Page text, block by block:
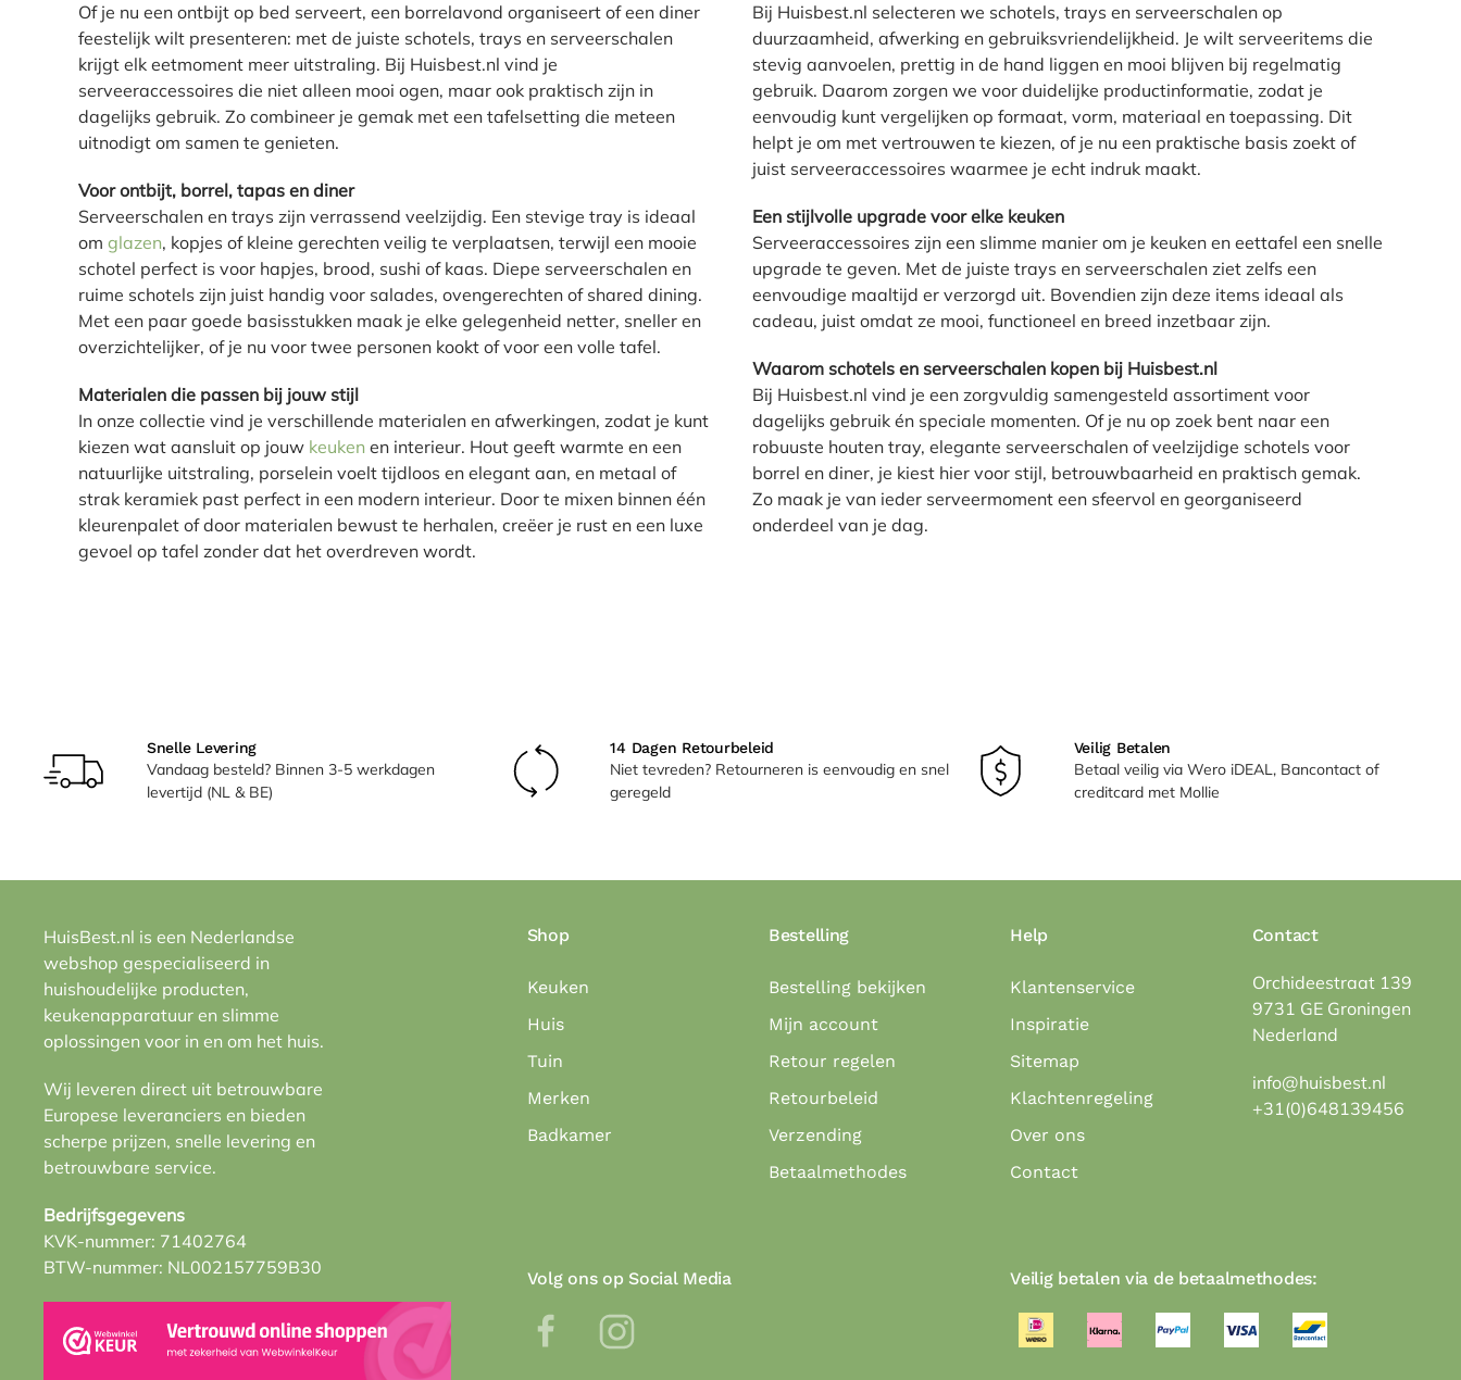
Of je nu een ontbijt op bed serveert, een borrelavond organiseert of een diner
feestelijk wilt presenteren: met de juiste schotels, trays en serveerschalen
krijgt elk eetmoment meer uitstraling. Bij Huisbest.nl vind je
serveeraccessoires die niet alleen mooi ogen, maar ook praktisch zijn in
dagelijks gebruik. Zo combineer je gemak met een tafelsetting die meteen
uitnodigt om samen te genieten.
Voor ontbijt, borrel, tapas en diner
Serveerschalen en trays zijn verrassend veelzijdig. Een stevige tray is ideaal
om glazen, kopjes of kleine gerechten veilig te verplaatsen, terwijl een mooie
schotel perfect is voor hapjes, brood, sushi of kaas. Diepe serveerschalen en
ruime schotels zijn juist handig voor salades, ovengerechten of shared dining.
Met een paar goede basisstukken maak je elke gelegenheid netter, sneller en
overzichtelijker, of je nu voor twee personen kookt of voor een volle tafel.
Materialen die passen bij jouw stijl
In onze collectie vind je verschillende materialen en afwerkingen, zodat je kunt
kiezen wat aansluit op jouw keuken en interieur. Hout geeft warmte en een
natuurlijke uitstraling, porselein voelt tijdloos en elegant aan, en metaal of
strak keramiek past perfect in een modern interieur. Door te mixen binnen één
kleurenpalet of door materialen bewust te herhalen, creëer je rust en een luxe
gevoel op tafel zonder dat het overdreven wordt.
Bij Huisbest.nl selecteren we schotels, trays en serveerschalen op
duurzaamheid, afwerking en gebruiksvriendelijkheid. Je wilt serveeritems die
stevig aanvoelen, prettig in de hand liggen en mooi blijven bij regelmatig
gebruik. Daarom zorgen we voor duidelijke productinformatie, zodat je
eenvoudig kunt vergelijken op formaat, vorm, materiaal en toepassing. Dit
helpt je om met vertrouwen te kiezen, of je nu een praktische basis zoekt of
juist serveeraccessoires waarmee je echt indruk maakt.
Een stijlvolle upgrade voor elke keuken
Serveeraccessoires zijn een slimme manier om je keuken en eettafel een snelle
upgrade te geven. Met de juiste trays en serveerschalen ziet zelfs een
eenvoudige maaltijd er verzorgd uit. Bovendien zijn deze items ideaal als
cadeau, juist omdat ze mooi, functioneel en breed inzetbaar zijn.
Waarom schotels en serveerschalen kopen bij Huisbest.nl
Bij Huisbest.nl vind je een zorgvuldig samengesteld assortiment voor
dagelijks gebruik én speciale momenten. Of je nu op zoek bent naar een
robuuste houten tray, elegante serveerschalen of veelzijdige schotels voor
borrel en diner, je kiest hier voor stijl, betrouwbaarheid en praktisch gemak.
Zo maak je van ieder serveermoment een sfeervol en georganiseerd
onderdeel van je dag.
Snelle Levering
Vandaag besteld? Binnen 3-5 werkdagen
levertijd (NL & BE)
14 Dagen Retourbeleid
Niet tevreden? Retourneren is eenvoudig en snel
geregeld
Veilig Betalen
Betaal veilig via Wero iDEAL, Bancontact of
creditcard met Mollie
HuisBest.nl is een Nederlandse
webshop gespecialiseerd in
huishoudelijke producten,
keukenapparatuur en slimme
oplossingen voor in en om het huis.
Wij leveren direct uit betrouwbare
Europese leveranciers en bieden
scherpe prijzen, snelle levering en
betrouwbare service.
Bedrijfsgegevens
KVK-nummer: 71402764
BTW-nummer: NL002157759B30
Shop
Keuken
Huis
Tuin
Merken
Badkamer
Bestelling
Bestelling bekijken
Mijn account
Retour regelen
Retourbeleid
Verzending
Betaalmethodes
Help
Klantenservice
Inspiratie
Sitemap
Klachtenregeling
Over ons
Contact
Contact
Orchideestraat 139
9731 GE Groningen
Nederland
info@huisbest.nl
+31(0)648139456
Volg ons op Social Media Veilig betalen via de betaalmethodes: